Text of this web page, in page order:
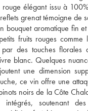
rouge élégant issu à
grenat témoigne de
bouquet aromatique fin
fruits rouges
par des touches florales
blanc. Quelques
une dimension
ce vin offre une
noirs de la Côte
soutenant des